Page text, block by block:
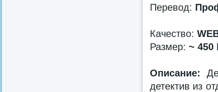
Перевод:
Качество:
Размер: ~ 450
Описание:
детектив из